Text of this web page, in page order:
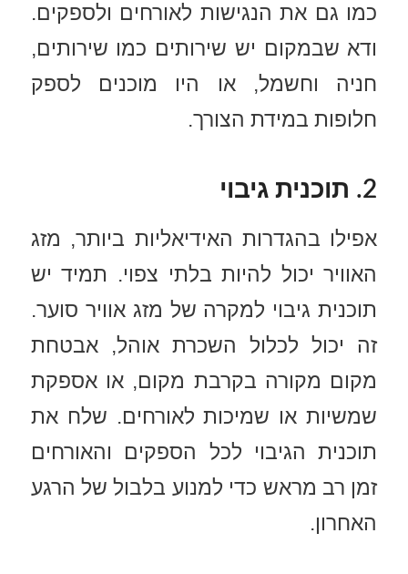
כמו גם את הנגישות לאורחים ולספקים.
ודא שבמקום יש שירותים כמו שירותים,
חניה וחשמל, או היו מוכנים לספק
חלופות במידת הצורך.
2. תוכנית גיבוי
אפילו בהגדרות האידיאליות ביותר, מזג
האוויר יכול להיות בלתי צפוי. תמיד יש
תוכנית גיבוי למקרה של מזג אוויר סוער.
זה יכול לכלול השכרת אוהל, אבטחת
מקום מקורה בקרבת מקום, או אספקת
שמשיות או שמיכות לאורחים. שלח את
תוכנית הגיבוי לכל הספקים והאורחים
זמן רב מראש כדי למנוע בלבול של הרגע
האחרון.